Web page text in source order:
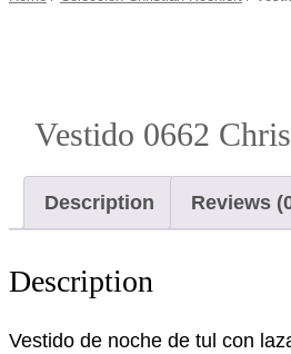
Vestido 0662
Description Reviews
Description
Vestido de noche de tul con